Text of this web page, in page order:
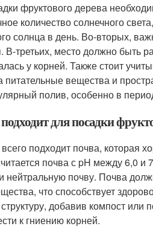
фруктового дерева
количество солнечного
солнца в день. Во-вторых,
третьих, место должно быть
у корней. Также стоит
питательные вещества и
полив, особенно в
для посадки
подходит почва, которая
почва с pH между 6,0 и
нейтральную почву. Почва
что способствует
добавив компост или
к гниению корней.